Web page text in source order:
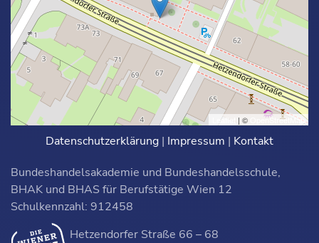
Leaflet | © OpenStreetMap
Datenschutzerklärung | Impressum | Kontakt
Bundeshandelsakademie und Bundeshandelsschule,
BHAK und BHAS für Berufstätige Wien 12
Schulkennzahl: 912458
Hetzendorfer Straße 66 – 68